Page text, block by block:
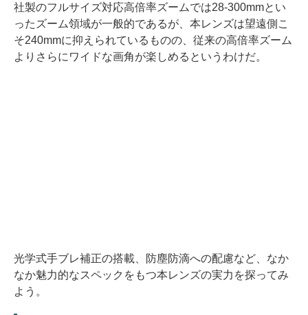
社製のフルサイズ対応高倍率ズームでは28-300mmとい
ったズーム領域が一般的であるが、本レンズは望遠側こ
そ240mmに抑えられているものの、従来の高倍率ズーム
よりさらにワイドな画角が楽しめるというわけだ。
光学式手ブレ補正の搭載、防塵防滴への配慮など、なか
なか魅力的なスペックをもつ本レンズの実力を探ってみ
よう。